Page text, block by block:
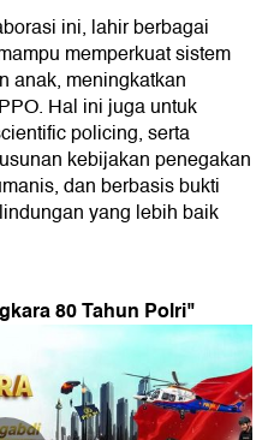
ini, lahir berbagai
memperkuat sistem
anak, meningkatkan
Hal ini juga untuk
policing, serta
kebijakan penegakan
dan berbasis bukti
yang lebih baik
80 Tahun Polri"